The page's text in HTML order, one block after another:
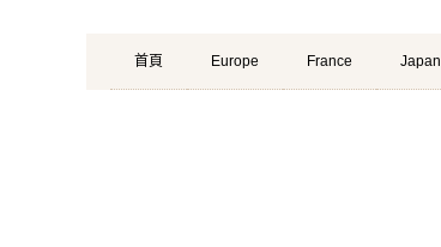
Primary
Menu
Skip
to
首頁 Europe France Japan